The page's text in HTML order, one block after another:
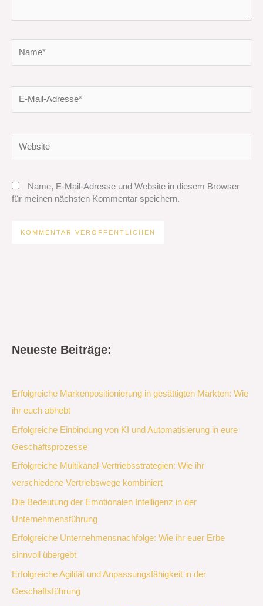
Mail-
Name, E-Mail-Adresse und Website in diesem Browser
für meinen nächsten Kommentar speichern.
Neueste Beiträge:
Erfolgreiche Markenpositionierung in gesättigten Märkten: Wie
ihr euch abhebt
Erfolgreiche Einbindung von KI und Automatisierung in eure
Geschäftsprozesse
Erfolgreiche Multikanal-Vertriebsstrategien: Wie ihr
verschiedene Vertriebswege kombiniert
Die Bedeutung der Emotionalen Intelligenz in der
Unternehmensführung
Erfolgreiche Unternehmensnachfolge: Wie ihr euer Erbe
sinnvoll übergebt
Erfolgreiche Agilität und Anpassungsfähigkeit in der
Geschäftsführung